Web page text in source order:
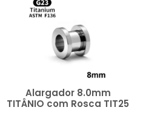
Alargador 8.0mm
TITÂNIO com Rosca TIT25